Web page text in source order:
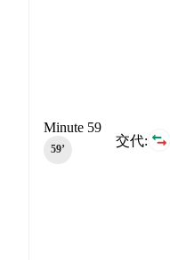
交代:
Minute 59
59‎’‎